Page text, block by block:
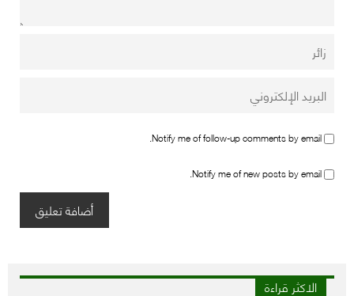
Notify me of follow-up comments by email.
Notify me of new posts by email.
الاكثر قراءة